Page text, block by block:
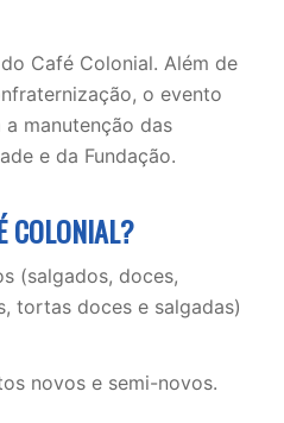
Café Colonial. Além de
o evento
manutenção das
e da Fundação.
COLONIAL?
(salgados, doces,
tortas doces e salgadas)
novos e semi-novos.